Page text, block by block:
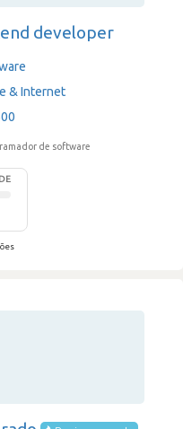
developer
& Internet
de software